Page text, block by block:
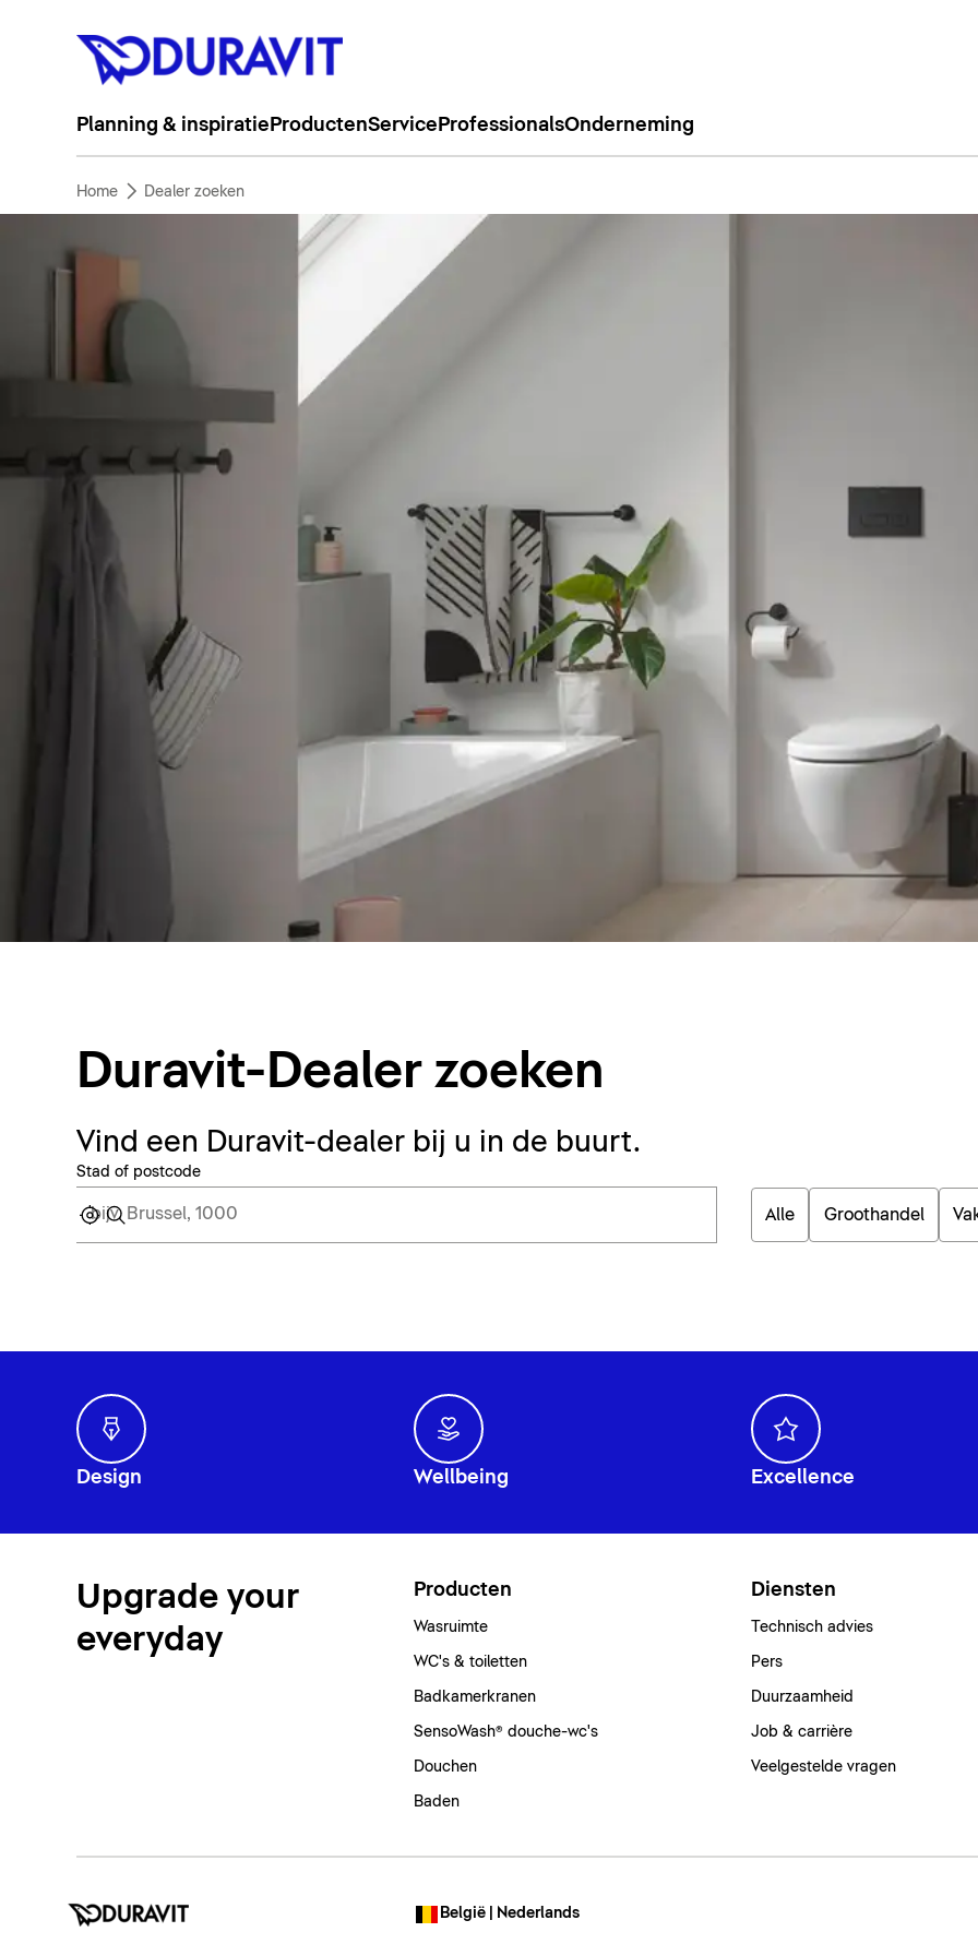
Planning & inspiratie ProductenService ProfessionalsOnderneming
Home Dealer zoeken
Duravit-Dealer zoeken
Vind een Duravit-dealer bij u in de buurt.
Stad of postcode
Alle Groothandel
Design Wellbeing Excellence
Upgrade your
everyday
Producten
Wasruimte
WC's & toiletten
Badkamerkranen
SensoWash® douche-wc's
Douchen
Baden
Diensten
Technisch advies
Pers
Duurzaamheid
Job & carrière
Veelgestelde vragen
België | Nederlands